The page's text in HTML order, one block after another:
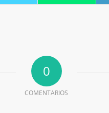
0
COMENTARIOS